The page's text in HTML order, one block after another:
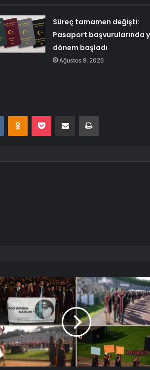
Süreç tamamen değişti:
Pasaport başvurularında
dönem başladı
Ağustos 9, 2026
VKontakteOdnoklassniki
Pocket E-Posta ile paylaş Yazdır